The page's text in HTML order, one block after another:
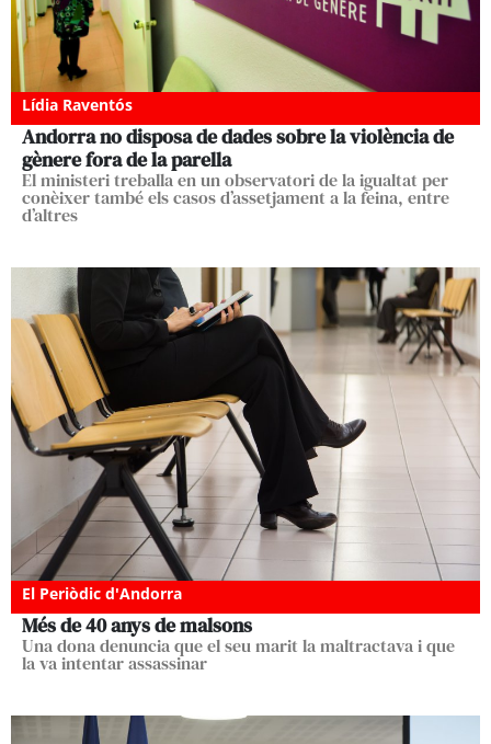
Lídia Raventós
Andorra no disposa de dades sobre la violència de
gènere fora de la parella
El ministeri treballa en un observatori de la igualtat per
conèixer també els casos d’assetjament a la feina, entre
d’altres
El Periòdic d'Andorra
Més de 40 anys de malsons
Una dona denuncia que el seu marit la maltractava i que
la va intentar assassinar